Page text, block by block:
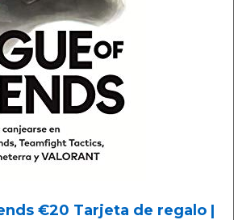
€20 Tarjeta de regalo |